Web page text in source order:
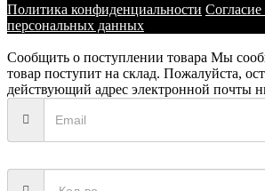
Политика конфиденциальности Согласие
персональных данных
Сообщить о поступлении товара Мы
товар поступит на склад. Пожалуйста,
действующий адрес электронной почты